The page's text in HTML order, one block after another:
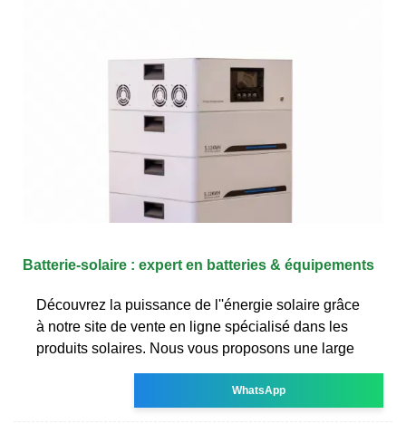
Batterie-solaire : expert en batteries & équipements
Découvrez la puissance de l''énergie solaire grâce
à notre site de vente en ligne spécialisé dans les
produits solaires. Nous vous proposons une large
WhatsApp